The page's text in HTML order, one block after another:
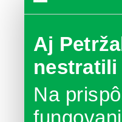
Aj
nestratili
Na